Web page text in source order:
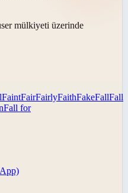
mülkiyeti üzerinde
FaintFairFairlyFaithFakeFallFall
Fall for